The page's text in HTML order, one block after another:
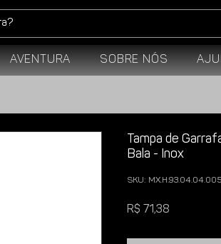
Aventura Sobre Nós
Tampa de
Bala - Inox
SKU:
R$ 71,38